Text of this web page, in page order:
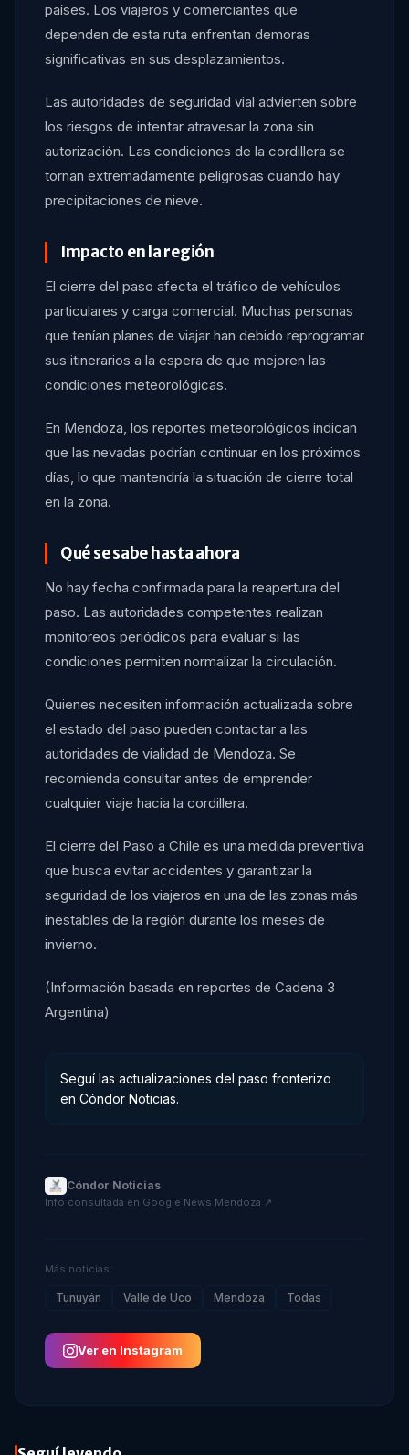
países. Los viajeros y comerciantes que
dependen de esta ruta enfrentan demoras
significativas en sus desplazamientos.
Las autoridades de seguridad vial advierten sobre
los riesgos de intentar atravesar la zona sin
autorización. Las condiciones de la cordillera se
tornan extremadamente peligrosas cuando hay
precipitaciones de nieve.
Impacto en la región
El cierre del paso afecta el tráfico de vehículos
particulares y carga comercial. Muchas personas
que tenían planes de viajar han debido reprogramar
sus itinerarios a la espera de que mejoren las
condiciones meteorológicas.
En Mendoza, los reportes meteorológicos indican
que las nevadas podrían continuar en los próximos
días, lo que mantendría la situación de cierre total
en la zona.
Qué se sabe hasta ahora
No hay fecha confirmada para la reapertura del
paso. Las autoridades competentes realizan
monitoreos periódicos para evaluar si las
condiciones permiten normalizar la circulación.
Quienes necesiten información actualizada sobre
el estado del paso pueden contactar a las
autoridades de vialidad de Mendoza. Se
recomienda consultar antes de emprender
cualquier viaje hacia la cordillera.
El cierre del Paso a Chile es una medida preventiva
que busca evitar accidentes y garantizar la
seguridad de los viajeros en una de las zonas más
inestables de la región durante los meses de
invierno.
(Información basada en reportes de Cadena 3
Argentina)
Seguí las actualizaciones del paso fronterizo
en Cóndor Noticias.
Cóndor Noticias·
Info consultada en Google News Mendoza ↗
Más noticias:
Tunuyán Valle de Uco Mendoza Todas
Ver en Instagram